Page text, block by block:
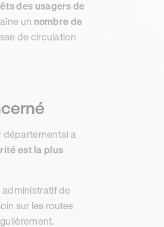
des usagers de
un nombre de
de circulation
départemental a
est la plus
administratif de
sur les routes